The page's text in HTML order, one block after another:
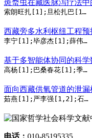
斑蝥虫在藏医脉泻疗法
索朗旺扎[1];旦松扎巴[1];索朗多布吉[1];桑珠群培[2]
西藏旁多水利枢纽工程
李宁[1];毕彦杰[1];薛伟[1]
基于多智能体协同的科
高杨[1];巴桑春花[1];季亚楠[2];蒋聿恺[2]
面向西藏供氧管道的泄
茹燕[1];严李强[1,2];石立鹏[1];赵旭东[1];方婍如[1]